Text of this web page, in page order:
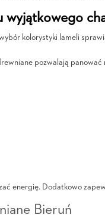
wyjątkowego
kolorystyki lameli
pozwalają
energię. Dodatkowo
Bieruń